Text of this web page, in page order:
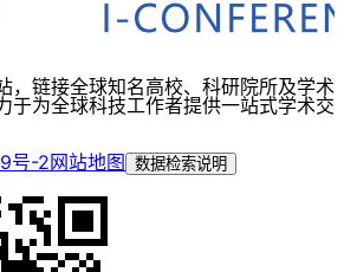
，链接全球知名高校、科研院所及学术
于为全球科技工作者提供一站式学术交
号-2网站地图 数据检索说明